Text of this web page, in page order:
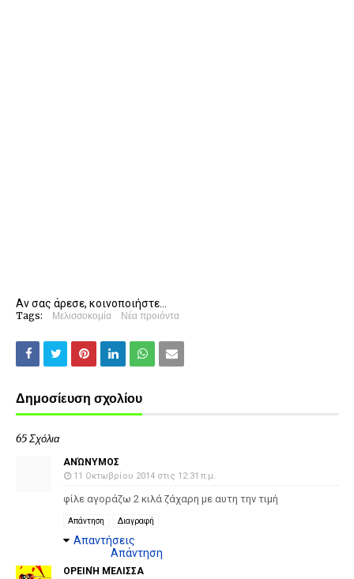
Αν σας άρεσε, κοινοποιήστε...
Tags: Μελισσοκομία Νέα προιόντα
Δημοσίευση σχολίου
65 Σχόλια
ΑΝΏΝΥΜΟΣ
11 Οκτωβρίου 2014 στις 12:31 π.μ.
φίλε αγοράζω 2 κιλά ζάχαρη με αυτη την τιμή
Απάντηση Διαγραφή
Απαντήσεις
Απάντηση
ΟΡΕΙΝΉ ΜΈΛΙΣΣΑ